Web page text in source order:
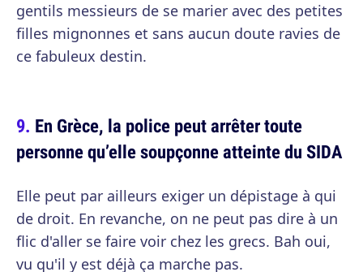
gentils messieurs de se marier avec des petites
filles mignonnes et sans aucun doute ravies de
ce fabuleux destin.
En Grèce, la police peut arrêter toute
personne qu’elle soupçonne atteinte du SIDA
Elle peut par ailleurs exiger un dépistage à qui
de droit. En revanche, on ne peut pas dire à un
flic d'aller se faire voir chez les grecs. Bah oui,
vu qu'il y est déjà ça marche pas.